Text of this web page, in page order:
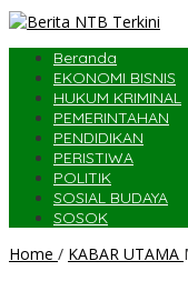
Beranda
EKONOMI BISNIS
HUKUM KRIMINAL
PEMERINTAHAN
PENDIDIKAN
PERISTIWA
POLITIK
SOSIAL BUDAYA
SOSOK
Home / KABAR UTAMA